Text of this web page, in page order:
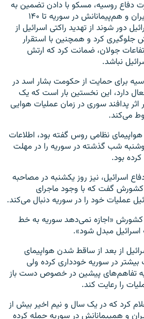
دفاع روسیه، مسکو با دادن تضمین به
اسرائیل که نیروهای ایران و هم‌پیمانانش در سوریه تا ۱۴۰
دور شوند از تهدید راکتی اسرائیل از
کرد و همچنین با استقرار
جولان، ضمانت کرد که ارتش
نباشد.
۱۳۹۴ که روسیه برای حمایت از حکومت بشار اسد در
دارد، این نخستین بار است که یک
پدافند سوری در زمان عملیات هوایی
می‌کند.
نظامی روس گفته بود، اطلاعات
شب گذشته در سوریه را در مهلت
بود.
اسرائیل، نیز روز یکشنبه در مصاحبه
کشورش گفت که با وجود ماجرای
عملیات خود را در سوریه دنبال می‌کند.
کشورش «اجازه نمی‌دهد سوریه به خط
مبدل شود».
از بعد از ساقط شدن هواپیمای
بیشتر در سوریه خودداری کرده ولی
تفاهم‌های پیشین در خصوص دست باز
را رعایت کند.
کرد که در یک سال و نیم اخیر بیش از
و همپیمانانش در سوریه حمله کرده